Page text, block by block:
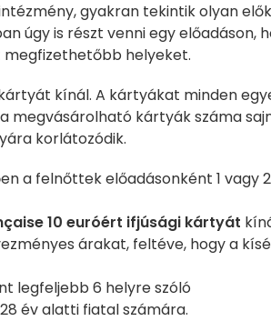
gyakran tekintik olyan
úgy is részt venni egy előadáson,
helyeket.
kínál. A kártyákat minden
megvásárolható kártyák száma
korlátozódik.
a felnőttek előadásonként 1 vagy 2
10 euróért ifjúsági kártyát
árakat, feltéve, hogy a
legfeljebb 6 helyre szóló
év alatti fiatal számára.